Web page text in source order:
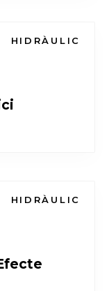
HIDRÀULIC
HIDRÀULIC